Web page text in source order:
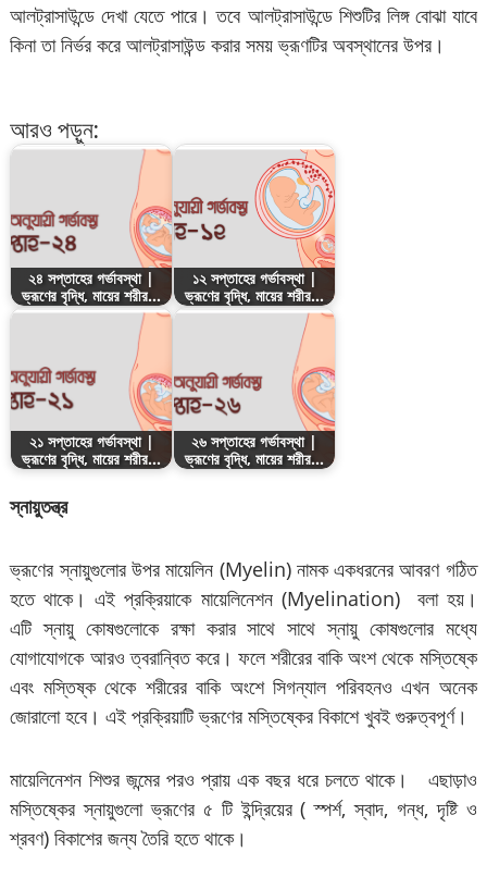
আলট্রাসাউন্ডে দেখা যেতে পারে। তবে আলট্রাসাউন্ডে শিশুটির লিঙ্গ বোঝা যাবে
কিনা তা নির্ভর করে আলট্রাসাউন্ড করার সময় ভ্রূণটির অবস্থানের উপর।
আরও পড়ুন:
২৪ সপ্তাহের গর্ভাবস্থা |
ভ্রূণের বৃদ্ধি, মায়ের শরীর…
১২ সপ্তাহের গর্ভাবস্থা |
ভ্রূণের বৃদ্ধি, মায়ের শরীর…
২১ সপ্তাহের গর্ভাবস্থা |
ভ্রূণের বৃদ্ধি, মায়ের শরীর…
২৬ সপ্তাহের গর্ভাবস্থা |
ভ্রূণের বৃদ্ধি, মায়ের শরীর…
স্নায়ুতন্ত্র
ভ্রূণের স্নায়ুগুলোর উপর মায়েলিন (Myelin) নামক একধরনের আবরণ গঠিত
হতে থাকে। এই প্রক্রিয়াকে মায়েলিনেশন (Myelination) বলা হয়।
এটি স্নায়ু কোষগুলোকে রক্ষা করার সাথে সাথে স্নায়ু কোষগুলোর মধ্যে
যোগাযোগকে আরও ত্বরান্বিত করে। ফলে শরীরের বাকি অংশ থেকে মস্তিষ্কে
এবং মস্তিষ্ক থেকে শরীরের বাকি অংশে সিগন্যাল পরিবহনও এখন অনেক
জোরালো হবে। এই প্রক্রিয়াটি ভ্রূণের মস্তিষ্কের বিকাশে খুবই গুরুত্বপূর্ণ।
মায়েলিনেশন শিশুর জন্মের পরও প্রায় এক বছর ধরে চলতে থাকে। এছাড়াও
মস্তিষ্কের স্নায়ুগুলো ভ্রূণের ৫ টি ইন্দ্রিয়ের ( স্পর্শ, স্বাদ, গন্ধ, দৃষ্টি ও
শ্রবণ) বিকাশের জন্য তৈরি হতে থাকে।